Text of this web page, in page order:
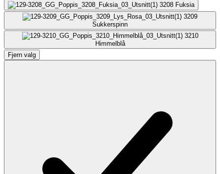
3208 Fuksia
3209
Sukkerspinn
3210
Himmelblå
Fjern valg